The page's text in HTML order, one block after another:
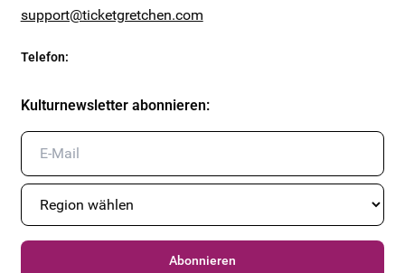
support@ticketgretchen.com
Telefon:
Kulturnewsletter abonnieren:
Abonnieren